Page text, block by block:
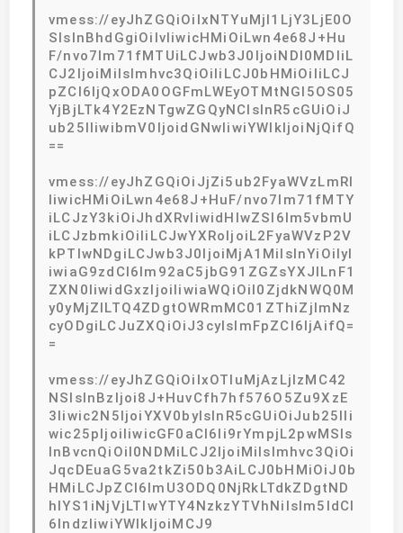
vmess://eyJhZGQiOiIxNTYuMjI1LjY3LjE0O
SIsInBhdGgiOiIvIiwicHMiOiLwn4e68J+Hu
F/nvo7lm71fMTUiLCJwb3J0IjoiNDI0MDIiL
CJ2IjoiMiIsImhvc3QiOiIiLCJ0bHMiOiIiLCJ
pZCI6IjQxODA0OGFmLWEyOTMtNGI5OS05
YjBjLTk4Y2EzNTgwZGQyNCIsInR5cGUiOiJ
ub25lIiwibmV0IjoidGNwIiwiYWlkIjoiNjQifQ
==
vmess://eyJhZGQiOiJjZi5ub2FyaWVzLmRl
IiwicHMiOiLwn4e68J+HuF/nvo7lm71fMTY
iLCJzY3kiOiJhdXRvIiwidHlwZSI6Im5vbmU
iLCJzbmkiOiIiLCJwYXRoIjoiL2FyaWVzP2V
kPTIwNDgiLCJwb3J0IjoiMjA1MiIsInYiOiIyI
iwiaG9zdCI6Im92aC5jbG91ZGZsYXJlLnF1
ZXN0IiwidGxzIjoiIiwiaWQiOiI0ZjdkNWQ0M
y0yMjZlLTQ4ZDgtOWRmMC01ZThiZjlmNz
cyODgiLCJuZXQiOiJ3cyIsImFpZCI6IjAifQ=
=
vmess://eyJhZGQiOiIxOTIuMjAzLjIzMC42
NSIsInBzIjoi8J+HuvCfh7hf576O5Zu9XzE
3Iiwic2N5IjoiYXV0byIsInR5cGUiOiJub25lIi
wic25pIjoiIiwicGF0aCI6Ii9rYmpjL2pwMSIs
InBvcnQiOiI0NDMiLCJ2IjoiMiIsImhvc3QiOi
JqcDEuaG5va2tkZi50b3AiLCJ0bHMiOiJ0b
HMiLCJpZCI6ImU3ODQ0NjRkLTdkZDgtND
hlYS1iNjVjLTIwYTY4NzkzYTVhNiIsIm5ldCI
6IndzIiwiYWlkIjoiMCJ9